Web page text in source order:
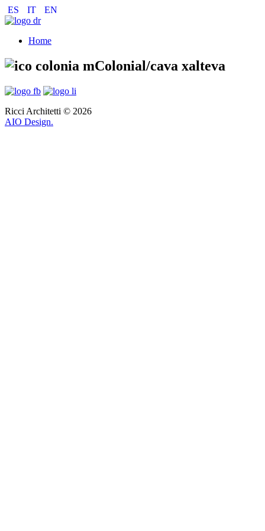
ES IT EN
Home
Colonial/cava xalteva
Ricci Architetti © 2026
AIO Design.